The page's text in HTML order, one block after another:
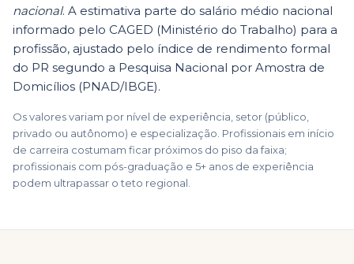
nacional. A estimativa parte do salário médio nacional
informado pelo CAGED (Ministério do Trabalho) para a
profissão, ajustado pelo índice de rendimento formal
do PR segundo a Pesquisa Nacional por Amostra de
Domicílios (PNAD/IBGE).
Os valores variam por nível de experiência, setor (público,
privado ou autônomo) e especialização. Profissionais em início
de carreira costumam ficar próximos do piso da faixa;
profissionais com pós-graduação e 5+ anos de experiência
podem ultrapassar o teto regional.